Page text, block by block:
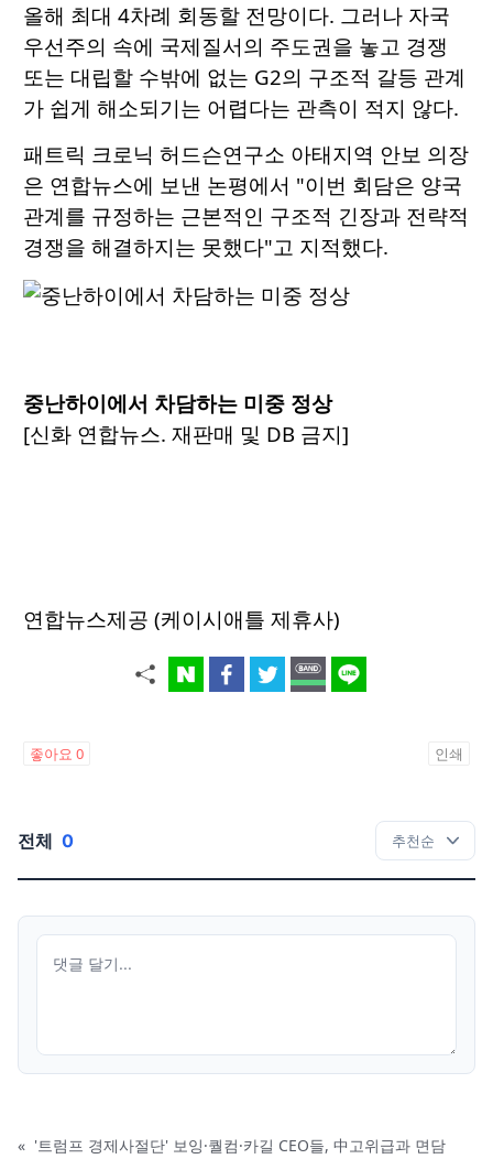
올해 최대 4차례 회동할 전망이다. 그러나 자국
우선주의 속에 국제질서의 주도권을 놓고 경쟁
또는 대립할 수밖에 없는 G2의 구조적 갈등 관계
가 쉽게 해소되기는 어렵다는 관측이 적지 않다.
패트릭 크로닉 허드슨연구소 아태지역 안보 의장
은 연합뉴스에 보낸 논평에서 "이번 회담은 양국
관계를 규정하는 근본적인 구조적 긴장과 전략적
경쟁을 해결하지는 못했다"고 지적했다.
중난하이에서 차담하는 미중 정상
[신화 연합뉴스. 재판매 및 DB 금지]
연합뉴스제공 (케이시애틀 제휴사)
좋아요 0 인쇄
전체 0
« '트럼프 경제사절단' 보잉·퀄컴·카길 CEO들, 中고위급과 면담